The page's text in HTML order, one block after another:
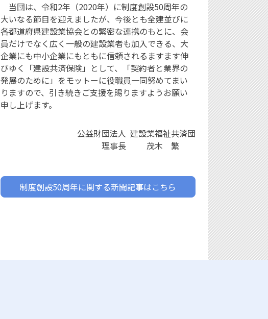
当団は、令和2年（2020年）に制度創設50周年の
大いなる節目を迎えましたが、今後とも全建並びに
各都道府県建設業協会との緊密な連携のもとに、会
員だけでなく広く一般の建設業者も加入できる、大
企業にも中小企業にもともに信頼されるますます伸
びゆく「建設共済保険」として、「契約者と業界の
発展のために」をモットーに役職員一同努めてまい
りますので、引き続きご支援を賜りますようお願い
申し上げます。
公益財団法人 建設業福祉共済団
理事長
茂木 繁
制度創設50周年に関する新聞記事はこちら